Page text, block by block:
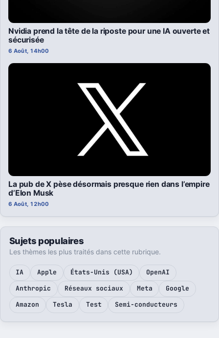
Nvidia prend la tête de la riposte pour une IA ouverte et
sécurisée
6 Août, 14h00
La pub de X pèse désormais presque rien dans l’empire
d’Elon Musk
6 Août, 12h00
Sujets populaires
Les thèmes les plus traités dans cette rubrique.
IA Apple États-Unis (USA)
OpenAI
Anthropic
Réseaux sociaux Meta
Google
Amazon
Tesla Test Semi-conducteurs